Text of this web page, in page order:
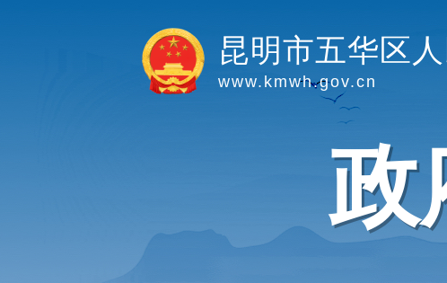
昆明市五华区
www.kmwh.gov.cn
政